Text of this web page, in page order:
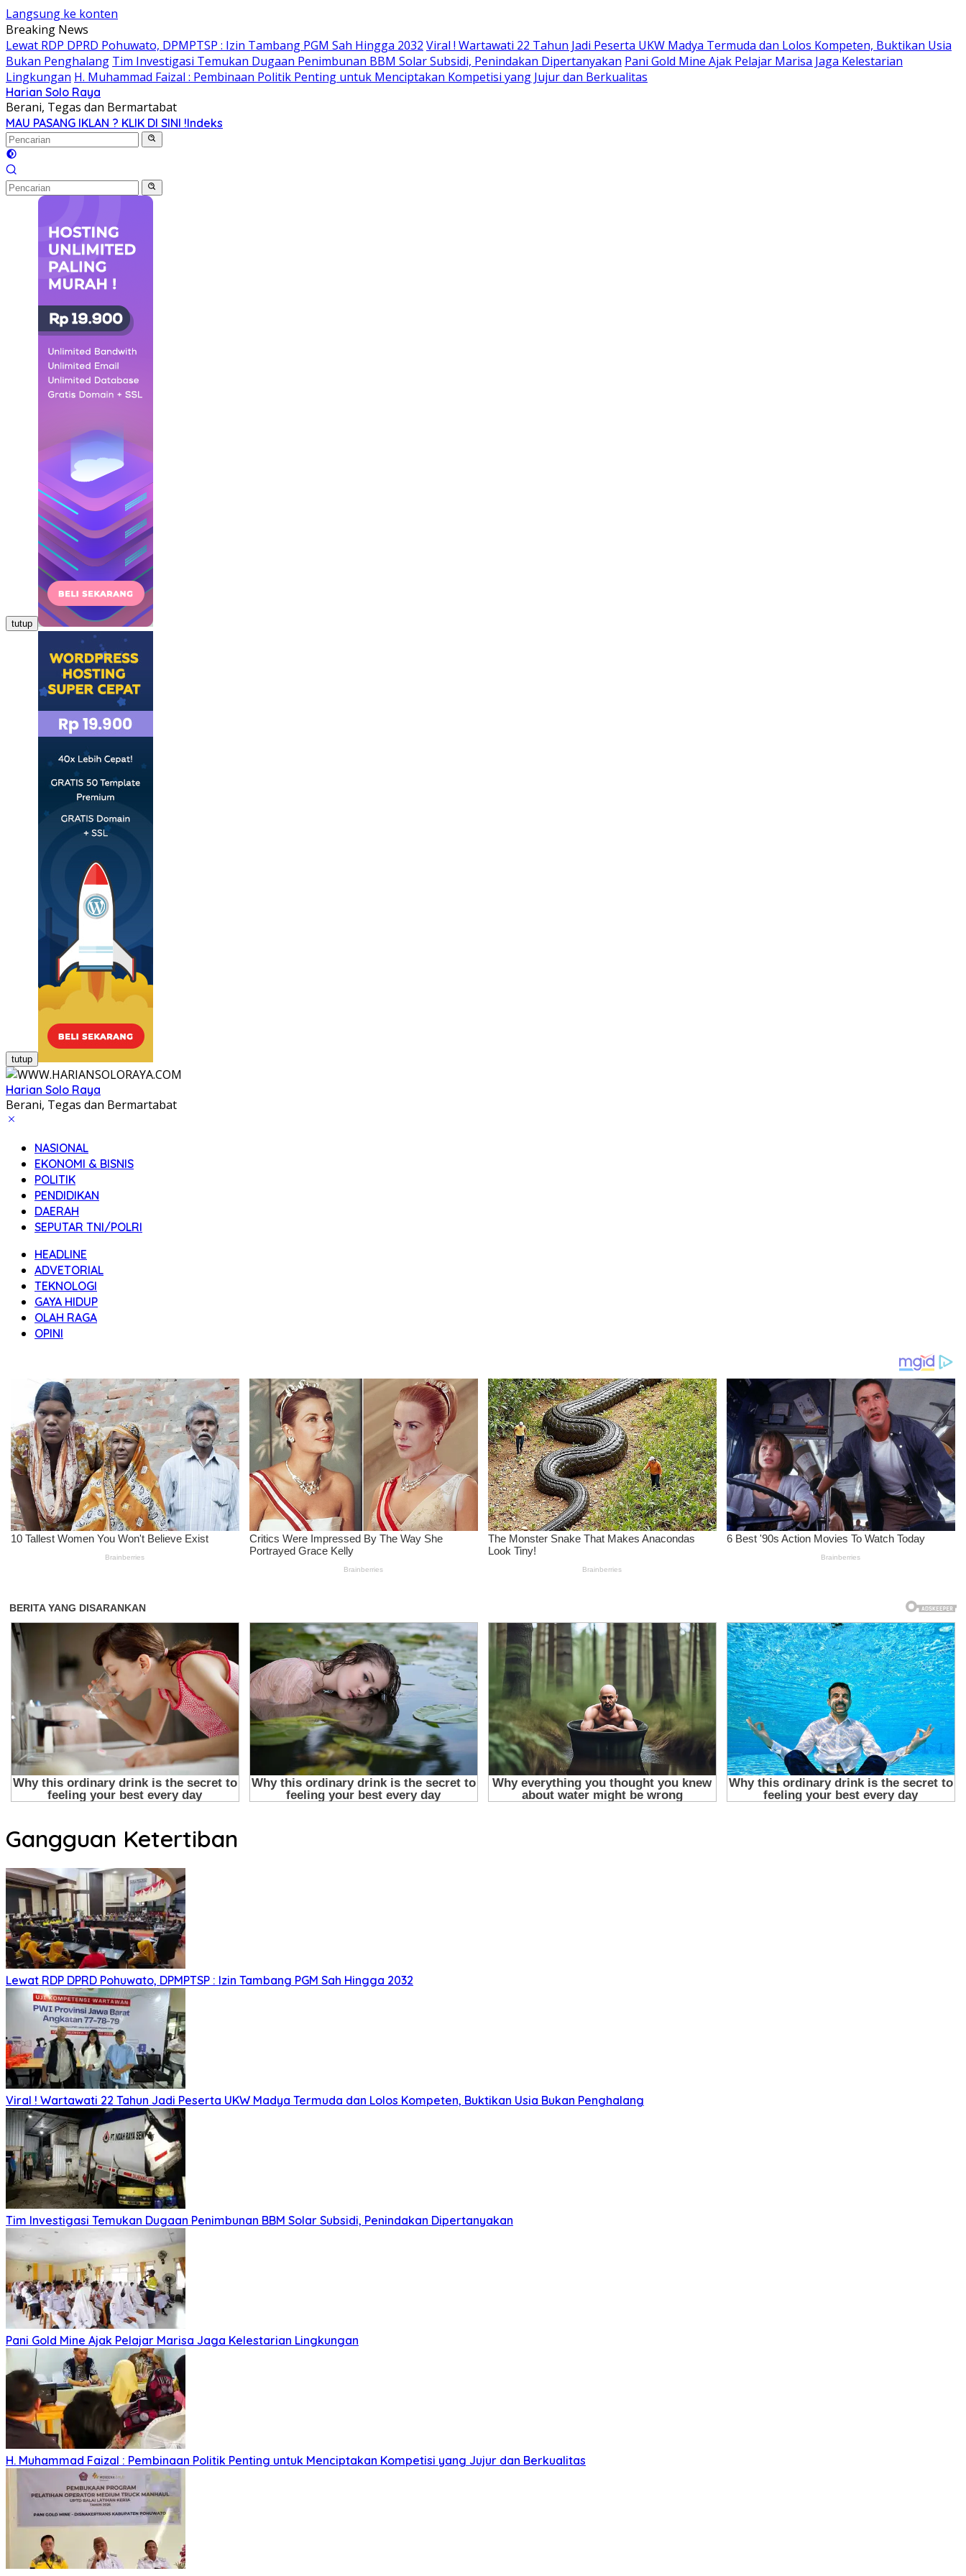
Langsung ke konten
Breaking News
Lewat RDP DPRD Pohuwato, DPMPTSP : Izin Tambang PGM Sah Hingga 2032 Viral ! Wartawati 22 Tahun Jadi Peserta UKW Madya Termuda dan Lolos Kompeten, Buktikan Usia
Bukan Penghalang Tim Investigasi Temukan Dugaan Penimbunan BBM Solar Subsidi, Penindakan Dipertanyakan Pani Gold Mine Ajak Pelajar Marisa Jaga Kelestarian
Lingkungan H. Muhammad Faizal : Pembinaan Politik Penting untuk Menciptakan Kompetisi yang Jujur dan Berkualitas
Harian Solo Raya
Berani, Tegas dan Bermartabat
MAU PASANG IKLAN ? KLIK DI SINI !Indeks
tutup
tutup
Harian Solo Raya
Berani, Tegas dan Bermartabat
NASIONAL
EKONOMI & BISNIS
POLITIK
PENDIDIKAN
DAERAH
SEPUTAR TNI/POLRI
HEADLINE
ADVETORIAL
TEKNOLOGI
GAYA HIDUP
OLAH RAGA
OPINI
Gangguan Ketertiban
Lewat RDP DPRD Pohuwato, DPMPTSP : Izin Tambang PGM Sah Hingga 2032
Viral ! Wartawati 22 Tahun Jadi Peserta UKW Madya Termuda dan Lolos Kompeten, Buktikan Usia Bukan Penghalang
Tim Investigasi Temukan Dugaan Penimbunan BBM Solar Subsidi, Penindakan Dipertanyakan
Pani Gold Mine Ajak Pelajar Marisa Jaga Kelestarian Lingkungan
H. Muhammad Faizal : Pembinaan Politik Penting untuk Menciptakan Kompetisi yang Jujur dan Berkualitas